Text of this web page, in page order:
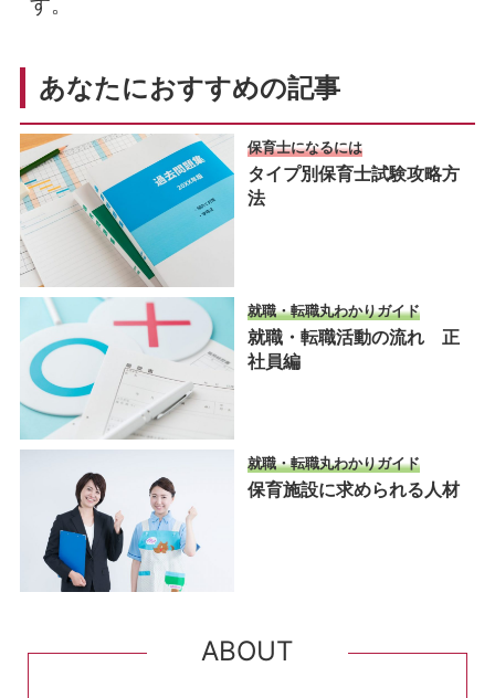
あなたにおすすめの記事
保育士になるには
タイプ別保育士試験攻略方
法
就職・転職丸わかりガイド
就職・転職活動の流れ 正
社員編
就職・転職丸わかりガイド
保育施設に求められる人材
ABOUT